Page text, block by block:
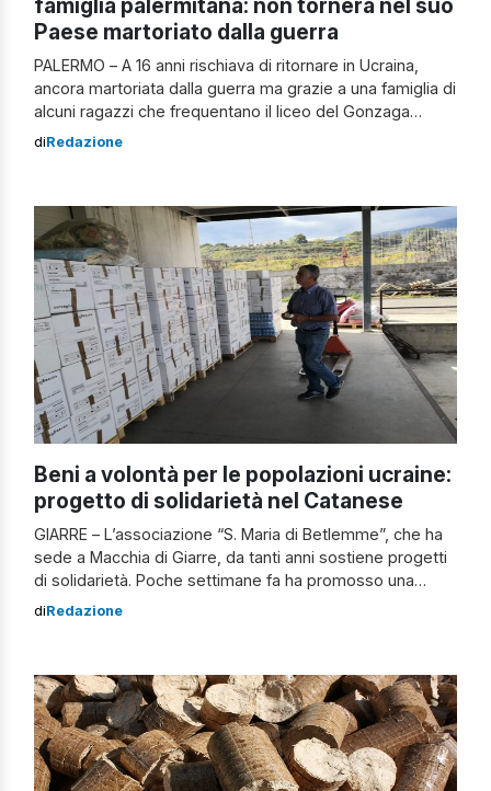
Paese martoriato dalla guerra
PALERMO – A 16 anni rischiava di ritornare in Ucraina,
ancora martoriata dalla guerra ma grazie a una famiglia di
alcuni ragazzi che frequentano il liceo del Gonzaga
Campus, è rimasta a Palermo. Josephine continuerà il
alle […]
diRedazione
Beni a volontà per le popolazioni ucraine:
progetto di solidarietà nel Catanese
GIARRE – L’associazione “S. Maria di Betlemme”, che ha
sede a Macchia di Giarre, da tanti anni sostiene progetti
di solidarietà. Poche settimane fa ha promosso una
raccolta di generi alimentari, farmaci e indumenti a
affronterà un inverno di […]
diRedazione